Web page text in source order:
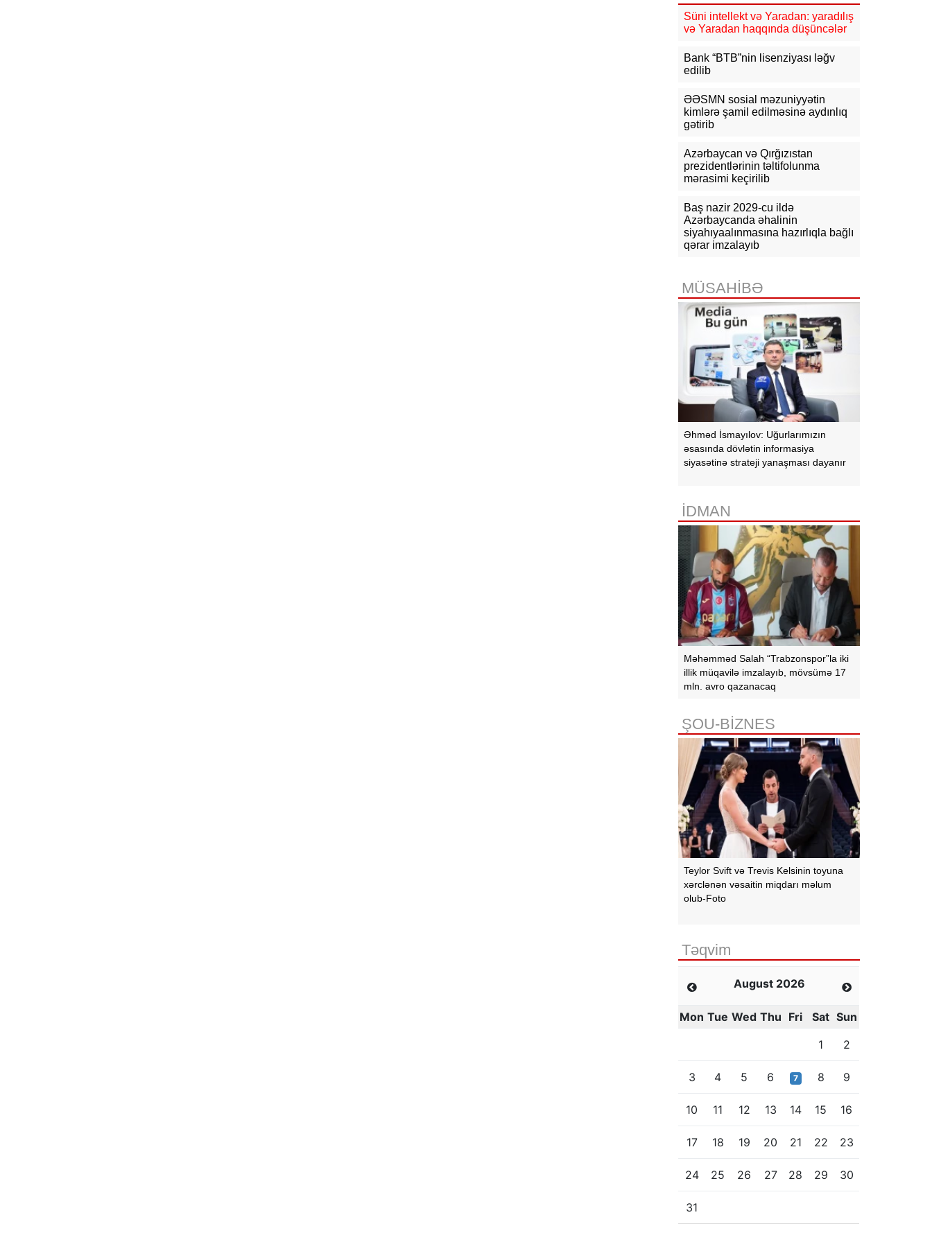
18:15 MİQ üzrə faktiki yaşayış
rayonuna uyğun vakansiya seçimi
başlayır
18:10 Rusiya XİN: Ermənistan Aİ-yə
yaxınlaşmanı diversifikasiya
adlandırmamalıdır
18:03 Rasim İldırımzadə, Zaur
Mirzəzadə və Qoşqar Məmmədovun
apellyasiya şikayəti üzrə məhkəmə
17:12 Gürcüstan Gəlirlər Xidməti
azərbaycanlı sürücülərin gömrükdə
17:06 "Europol" miqrantların qeyri-
qanuni daşınmasında şübhəli
bilinən suriyalıları saxlayıb
çırpılıb, ölən və xəsarət alanlar var -
FOTO
Süni intellekt və Yaradan: yaradılış
və Yaradan haqqında düşüncələr
Bank “BTB”nin lisenziyası ləğv
edilib
ƏƏSMN sosial məzuniyyətin
kimlərə şamil edilməsinə aydınlıq
gətirib
Azərbaycan və Qırğızıstan
prezidentlərinin təltifolunma
mərasimi keçirilib
Baş nazir 2029-cu ildə
Azərbaycanda əhalinin
siyahıyaalınmasına hazırlıqla bağlı
qərar imzalayıb
MÜSAHİBƏ
Əhməd İsmayılov: Uğurlarımızın
əsasında dövlətin informasiya
siyasətinə strateji yanaşması dayanır
İDMAN
Məhəmməd Salah “Trabzonspor”la iki
illik müqavilə imzalayıb, mövsümə 17
mln. avro qazanacaq
ŞOU-BİZNES
Teylor Svift və Trevis Kelsinin toyuna
xərclənən vəsaitin miqdarı məlum
olub-Foto
Təqvim
August 2026
Mon Tue Wed Thu Fri Sat Sun
1
2
3 4 5 6 7 8 9
10 11 12 13 14 15 16
17 18 19 20 21 22 23
24 25 26 27 28 29 30
31